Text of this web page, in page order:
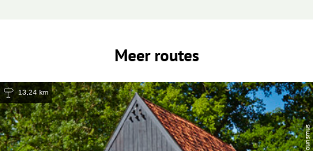
Meer routes
13,24 km